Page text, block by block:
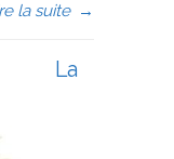
la suite →
La